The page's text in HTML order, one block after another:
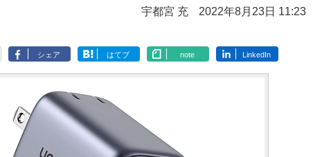
宇都宮 充 2022年8月23日 11:23
シェア はてブ note LinkedIn